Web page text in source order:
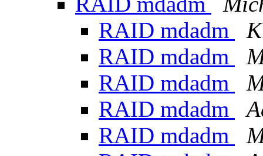
RAID mdadm
RAID mdadm
RAID mdadm
RAID mdadm
RAID mdadm